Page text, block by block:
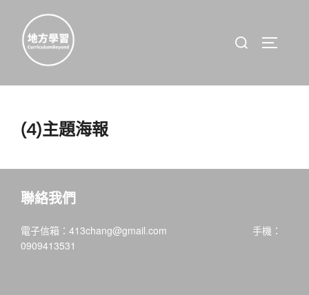
content
Search
(4)主題海報
聯絡我們
電子信箱：413chang@gmail.com 手機：
0909413531